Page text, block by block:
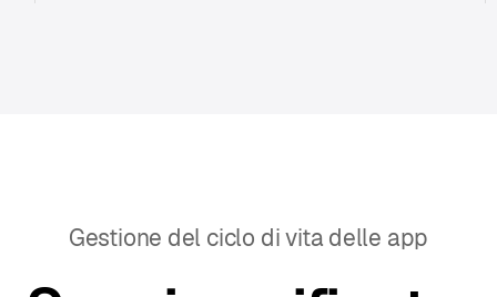
Gestione del ciclo di vita delle app